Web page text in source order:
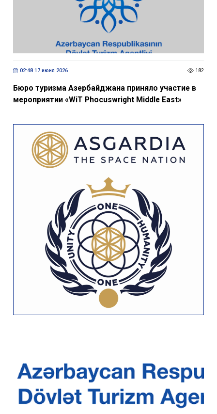
02:48 17 июня 2026 182
Бюро туризма Азербайджана приняло участие в
мероприятии «WiT Phocuswright Middle East»